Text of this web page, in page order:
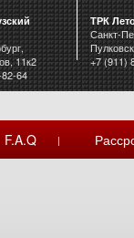
11к2
64
ТРК
Санкт-
+7 (911)
F.A.Q |